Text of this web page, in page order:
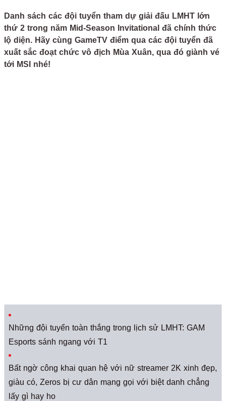
Danh sách các đội tuyển tham dự giải đấu LMHT lớn
thứ 2 trong năm Mid-Season Invitational đã chính thức
lộ diện. Hãy cùng GameTV điểm qua các đội tuyển đã
xuất sắc đoạt chức vô địch Mùa Xuân, qua đó giành vé
tới MSI nhé!
Những đội tuyển toàn thắng trong lịch sử LMHT: GAM
Esports sánh ngang với T1
Bất ngờ công khai quan hệ với nữ streamer 2K xinh đẹp,
giàu có, Zeros bị cư dân mạng gọi với biệt danh chẳng
lấy gì hay ho